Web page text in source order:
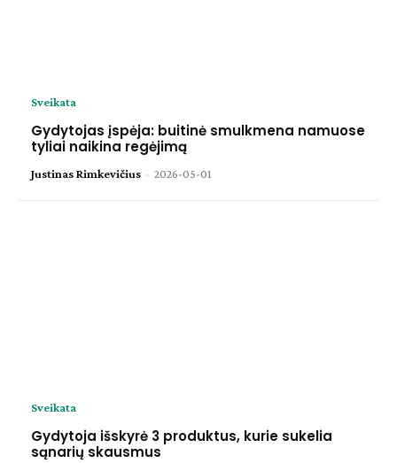
Sveikata
Gydytojas įspėja: buitinė smulkmena namuose
tyliai naikina regėjimą
Justinas Rimkevičius - 2026-05-01
Sveikata
Gydytoja išskyrė 3 produktus, kurie sukelia
sąnarių skausmus